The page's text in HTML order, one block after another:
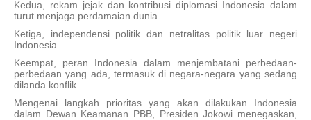
Kedua, rekam jejak dan kontribusi diplomasi Indonesia dalam
turut menjaga perdamaian dunia.
Ketiga, independensi politik dan netralitas politik luar negeri
Indonesia.
Keempat, peran Indonesia dalam menjembatani perbedaan-
perbedaan yang ada, termasuk di negara-negara yang sedang
dilanda konflik.
Mengenai langkah prioritas yang akan dilakukan Indonesia
dalam Dewan Keamanan PBB, Presiden Jokowi menegaskan,